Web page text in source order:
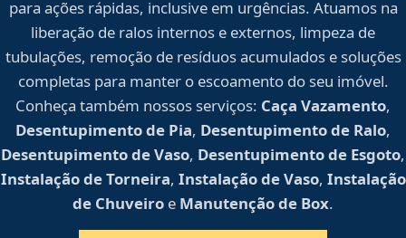
para ações rápidas, inclusive em urgências. Atuamos na
liberação de ralos internos e externos, limpeza de
tubulações, remoção de resíduos acumulados e soluções
completas para manter o escoamento do seu imóvel.
Conheça também nossos serviços: Caça Vazamento,
Desentupimento de Pia, Desentupimento de Ralo,
Desentupimento de Vaso, Desentupimento de Esgoto,
Instalação de Torneira, Instalação de Vaso, Instalação
de Chuveiro e Manutenção de Box.